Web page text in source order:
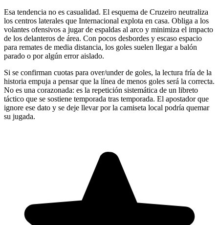
Esa tendencia no es casualidad. El esquema de Cruzeiro neutraliza
los centros laterales que Internacional explota en casa. Obliga a los
volantes ofensivos a jugar de espaldas al arco y minimiza el impacto
de los delanteros de área. Con pocos desbordes y escaso espacio
para remates de media distancia, los goles suelen llegar a balón
parado o por algún error aislado.
Si se confirman cuotas para over/under de goles, la lectura fría de la
historia empuja a pensar que la línea de menos goles será la correcta.
No es una corazonada: es la repetición sistemática de un libreto
táctico que se sostiene temporada tras temporada. El apostador que
ignore ese dato y se deje llevar por la camiseta local podría quemar
su jugada.